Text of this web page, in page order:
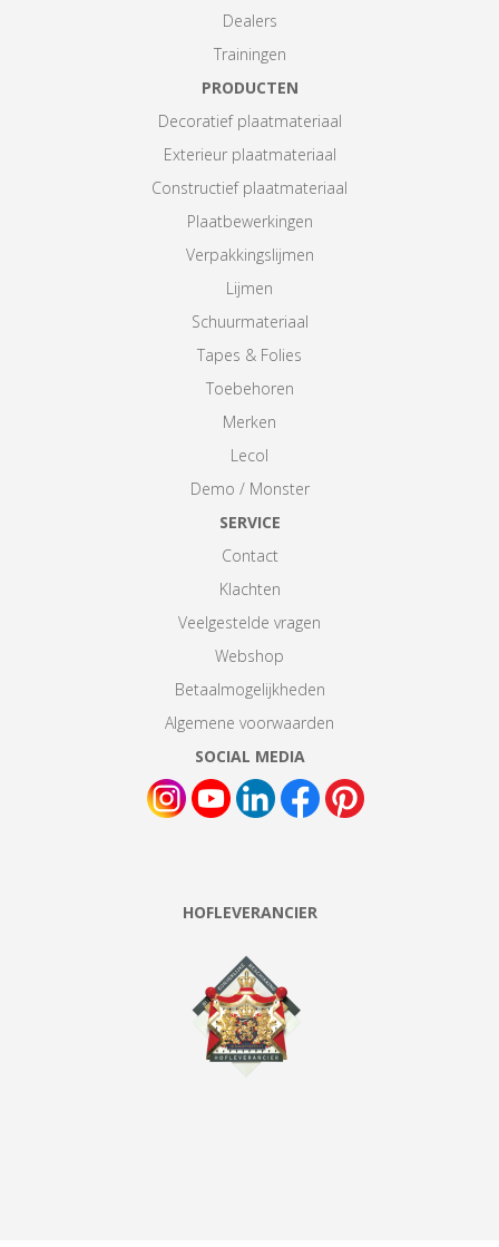
Dealers
Trainingen
PRODUCTEN
Decoratief plaatmateriaal
Exterieur plaatmateriaal
Constructief plaatmateriaal
Plaatbewerkingen
Verpakkingslijmen
Lijmen
Schuurmateriaal
Tapes & Folies
Toebehoren
Merken
Lecol
Demo / Monster
SERVICE
Contact
Klachten
Veelgestelde vragen
Webshop
Betaalmogelijkheden
Algemene voorwaarden
SOCIAL MEDIA
HOFLEVERANCIER